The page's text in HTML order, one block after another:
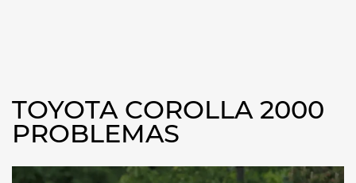
TOYOTA COROLLA 2000
PROBLEMAS